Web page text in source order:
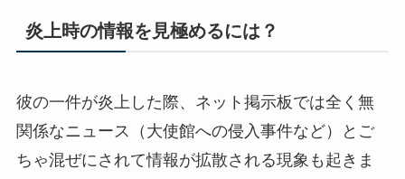
炎上時の情報を見極めるには？
彼の一件が炎上した際、ネット掲示板では全く無
関係なニュース（大使館への侵入事件など）とご
ちゃ混ぜにされて情報が拡散される現象も起きま